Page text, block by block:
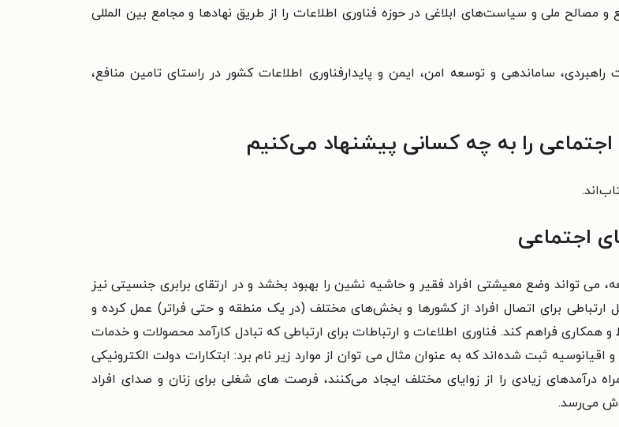
و مصالح ملی و سیاست‌های ابلاغی در حوزه فناوری اطلاعات را از طریق نهادها و مجامع بین المللی
ساماندهی و توسعه امن، ایمن و پایدارفناوری اطلاعات کشور در راستای تامین منافع،
را به چه کسانی پیشنهاد می‌کنیم
اجتماعی
می تواند وضع معیشتی افراد فقیر و حاشیه نشین را بهبود بخشد و در ارتقای برابری جنسیتی نیز
ارتباطی برای اتصال افراد از کشورها و بخش‌های مختلف (در یک منطقه و حتی فراتر) عمل کرده و
و همکاری فراهم کند. فناوری اطلاعات و ارتباطات برای ارتباطی که تبادل کارآمد محصولات و خدمات
اقیانوسیه ثبت شده‌اندکه به عنوان مثال می توان از موارد زیر نام برد: ابتکارات دولت الکترونیکی
درآمدهای زیادی را از زوایای مختلف ایجاد می‌کنند، فرصت های شغلی برای زنان و صدای افراد
می‌رسد.